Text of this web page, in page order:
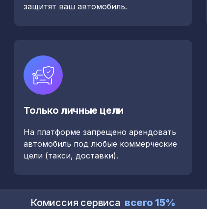
защитят ваш автомобиль.
Только личные цели
На платформе запрещено арендовать
автомобиль под любые коммерческие
цели (такси, доставки).
Комиссия сервиса всего 15%